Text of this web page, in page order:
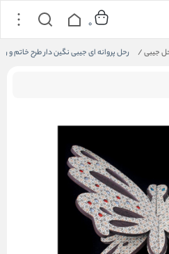
جیبی/ رحل پروانه ای جیبی نگین دار طرح خاتم و
0